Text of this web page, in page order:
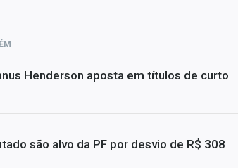
Henderson aposta em títulos de curto
são alvo da PF por desvio de R$ 308